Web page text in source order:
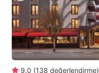
9.0 (138 değerlendirme)